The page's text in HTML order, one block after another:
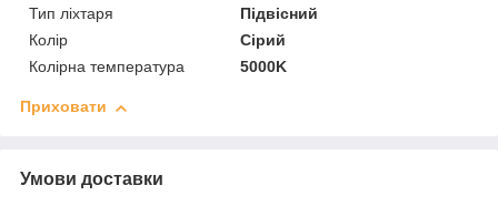
Тип ліхтаря
Підвісний
Колір
Сірий
Колірна температура
5000K
Приховати
Умови доставки